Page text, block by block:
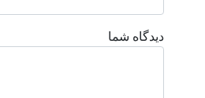
دیدگاه شما